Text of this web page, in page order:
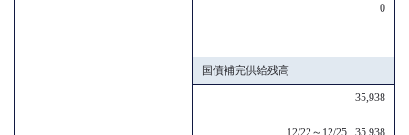
0
国債補完供給残高
35,938
12/22～12/25 35,938